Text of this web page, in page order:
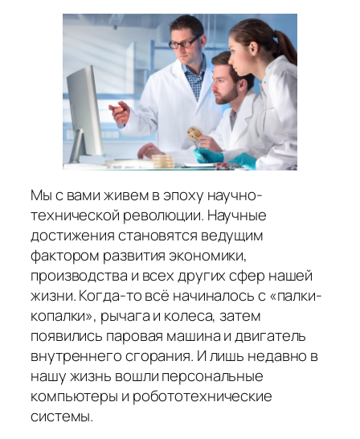
Мы с вами живем в эпоху научно-
технической революции. Научные
достижения становятся ведущим
фактором развития экономики,
производства и всех других сфер нашей
жизни. Когда-то всё начиналось с «палки-
копалки», рычага и колеса, затем
появились паровая машина и двигатель
внутреннего сгорания. И лишь недавно в
нашу жизнь вошли персональные
компьютеры и робототехнические
системы.